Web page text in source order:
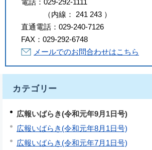
電話： 029-292-1111
（内線 ： 241 243 ）
直通電話： 029-240-7126
FAX： 029-292-6748
メールでのお問合わせはこちら
カテゴリー
広報いばらき(令和元年9月1日号)
広報いばらき(令和元年8月1日号)
広報いばらき(令和元年7月1日号)